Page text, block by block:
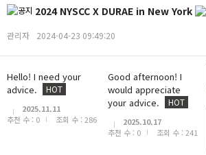
2024 NYSCC X DURAE in New York
관리자 2024-04-23 09:49:20
Hello! I need your
advice.
HOT
2025.11.11
추천 수 : 0 조회 수 : 286
Good afternoon! I
would appreciate
your advice.
HOT
2025.10.17
추천 수 : 0 조회 수 : 241